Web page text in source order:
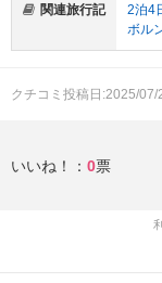
関連旅行記
2泊4
ボル
クチコミ投稿日:2025/07/
いいね！： 0票